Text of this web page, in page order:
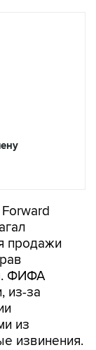
продажи
ФИФА
из-за
из
извинения.